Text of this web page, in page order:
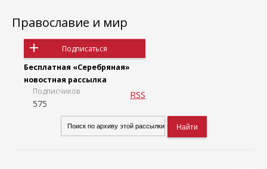
Православие и мир
Подписаться
Бесплатная «Серебряная»
новостная рассылка
Подписчиков
575
RSS